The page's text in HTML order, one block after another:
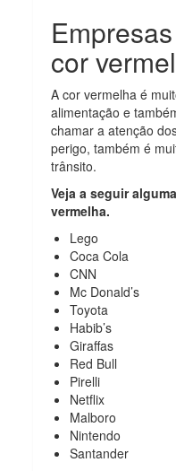
cor
A cor vermelha é
alimentação e
chamar a atenção
perigo, também é
trânsito.
Veja a seguir
vermelha.
Lego
Coca Cola
CNN
Mc Donald’s
Toyota
Habib’s
Giraffas
Red Bull
Pirelli
Netflix
Malboro
Nintendo
Santander